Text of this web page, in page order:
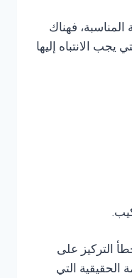
فهناك
الانتباه إليها
التركيز على
الحقيقية التي